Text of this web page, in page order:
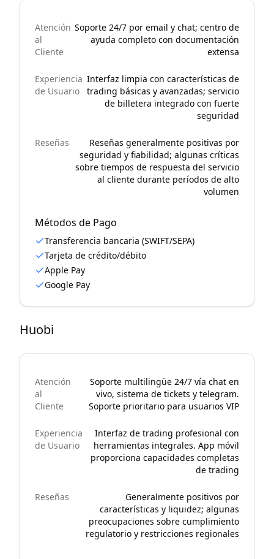
Atención
al
Cliente
Soporte 24/7 por email y chat; centro de
ayuda completo con documentación
extensa
Experiencia
de Usuario
Interfaz limpia con características de
trading básicas y avanzadas; servicio
de billetera integrado con fuerte
seguridad
Reseñas
Reseñas generalmente positivas por
seguridad y fiabilidad; algunas críticas
sobre tiempos de respuesta del servicio
al cliente durante períodos de alto
volumen
Métodos de Pago
Transferencia bancaria (SWIFT/SEPA)
Tarjeta de crédito/débito
Apple Pay
Google Pay
Huobi
Atención
al
Cliente
Soporte multilingüe 24/7 vía chat en
vivo, sistema de tickets y telegram.
Soporte prioritario para usuarios VIP
Experiencia
de Usuario
Interfaz de trading profesional con
herramientas integrales. App móvil
proporciona capacidades completas
de trading
Reseñas
Generalmente positivos por
características y liquidez; algunas
preocupaciones sobre cumplimiento
regulatorio y restricciones regionales